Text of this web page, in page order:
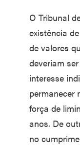
O Tribunal
existência
de valores
deveriam
interesse
permanecer
força de
anos. De
no